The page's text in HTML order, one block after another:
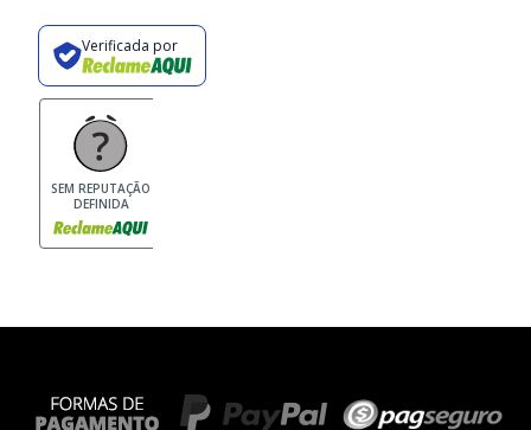
Verificada por
SEM REPUTAÇÃO
DEFINIDA